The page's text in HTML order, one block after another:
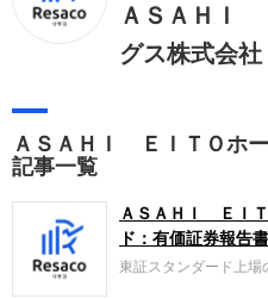
ＡＳＡＨＩ
グス株式会社
ＡＳＡＨＩ ＥＩＴＯホ
記事一覧
ＡＳＡＨＩ ＥＩ
ド：有価証券報告
東証スタンダード上
スは、衛生陶器や洗